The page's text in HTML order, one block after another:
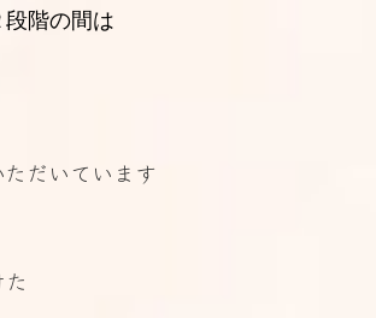
階の間は
だいています